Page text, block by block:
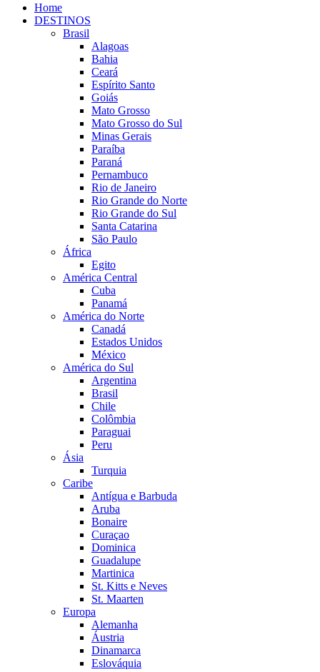
Home
DESTINOS
Brasil
Alagoas
Bahia
Ceará
Espírito Santo
Goiás
Mato Grosso
Mato Grosso do Sul
Minas Gerais
Paraíba
Paraná
Pernambuco
Rio de Janeiro
Rio Grande do Norte
Rio Grande do Sul
Santa Catarina
São Paulo
África
Egito
América Central
Cuba
Panamá
América do Norte
Canadá
Estados Unidos
México
América do Sul
Argentina
Brasil
Chile
Colômbia
Paraguai
Peru
Ásia
Turquia
Caribe
Antígua e Barbuda
Aruba
Bonaire
Curaçao
Dominica
Guadalupe
Martinica
St. Kitts e Neves
St. Maarten
Europa
Alemanha
Áustria
Dinamarca
Eslováquia